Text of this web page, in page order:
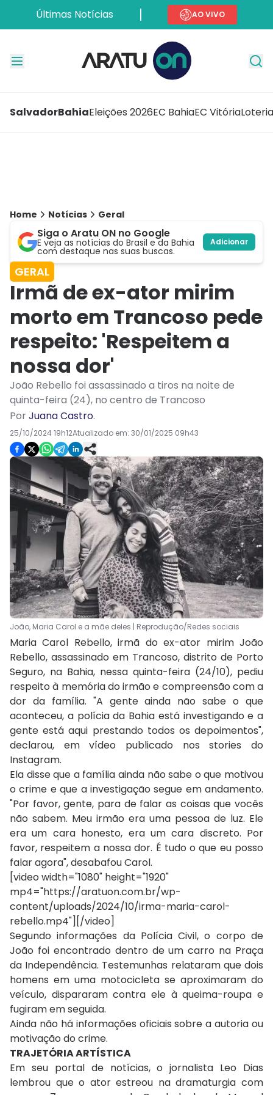
Últimas Notícias AO VIVO
SalvadorBahiaEleições 2026EC BahiaEC Vitória
Home Notícias Geral
Siga o Aratu ON no Google
E veja as notícias do Brasil e da Bahia
com destaque nas suas buscas.
Adicionar
GERAL
Irmã de ex-ator mirim
morto em Trancoso pede
respeito: 'Respeitem a
nossa dor'
João Rebello foi assassinado a tiros na noite de
quinta-feira (24), no centro de Trancoso
PorJuana Castro.
25/10/2024 19h12Atualizado em: 30/01/2025 09h43
João, Maria Carol e a mãe deles | Reprodução/Redes sociais
Maria Carol Rebello, irmã do ex-ator mirim João
Rebello, assassinado em Trancoso, distrito de Porto
Seguro, na Bahia, nessa quinta-feira (24/10), pediu
respeito à memória do irmão e compreensão com a
dor da família. "A gente ainda não sabe o que
aconteceu, a polícia da Bahia está investigando e a
gente está aqui prestando todos os depoimentos",
declarou, em vídeo publicado nos stories do
Instagram.
Ela disse que a família ainda não sabe o que motivou
o crime e que a investigação segue em andamento.
"Por favor, gente, para de falar as coisas que vocês
não sabem. Meu irmão era uma pessoa de luz. Ele
era um cara honesto, era um cara discreto. Por
favor, respeitem a nossa dor. É tudo o que eu posso
falar agora", desabafou Carol.
[video width="1080" height="1920"
mp4="https://aratuon.com.br/wp-
content/uploads/2024/10/irma-maria-carol-
rebello.mp4"][/video]
Segundo informações da Polícia Civil, o corpo de
João foi encontrado dentro de um carro na Praça
da Independência. Testemunhas relataram que dois
homens em uma motocicleta se aproximaram do
veículo, dispararam contra ele à queima-roupa e
fugiram em seguida.
Ainda não há informações oficiais sobre a autoria ou
motivação do crime.
TRAJETÓRIA ARTÍSTICA
Em seu portal de notícias, o jornalista Leo Dias
lembrou que o ator estreou na dramaturgia com